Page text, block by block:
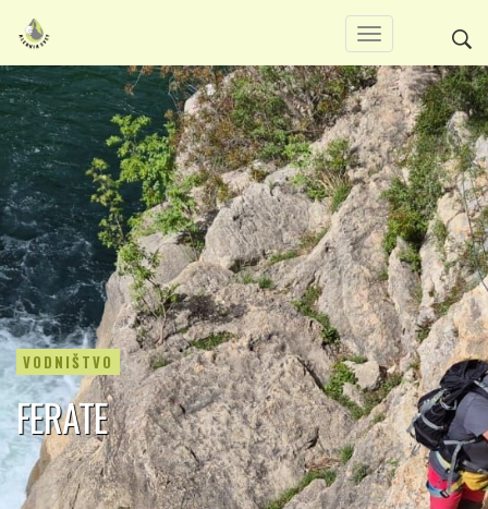
VODNIŠTVO
FERATE